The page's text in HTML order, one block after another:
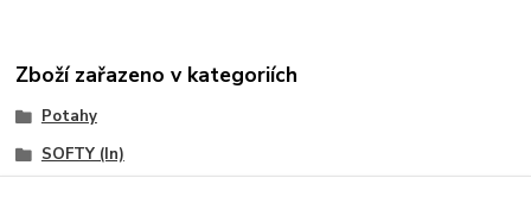
Zboží zařazeno v kategoriích
Potahy
SOFTY (In)